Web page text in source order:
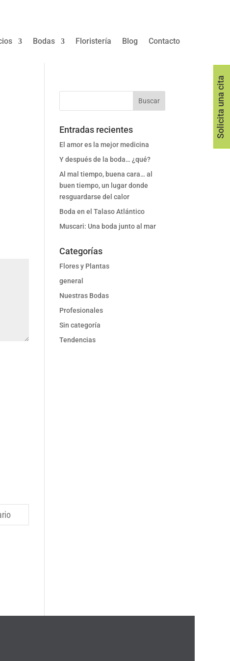
Bodas Floristería Blog Contacto
Entradas recientes
El amor es la mejor medicina
Y después de la boda… ¿qué?
Al mal tiempo, buena cara… al
buen tiempo, un lugar donde
resguardarse del calor
Boda en el Talaso Atlántico
Muscari: Una boda junto al mar
Categorías
Flores y Plantas
general
Nuestras Bodas
Profesionales
Sin categoría
Tendencias
Solicita una cita